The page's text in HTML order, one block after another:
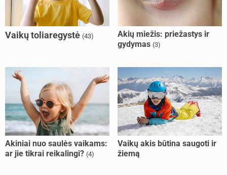
Vaikų toliaregystė (43)
Akių miežis: priežastys ir
gydymas (3)
Akiniai nuo saulės vaikams:
ar jie tikrai reikalingi? (4)
Vaikų akis būtina saugoti ir
žiemą